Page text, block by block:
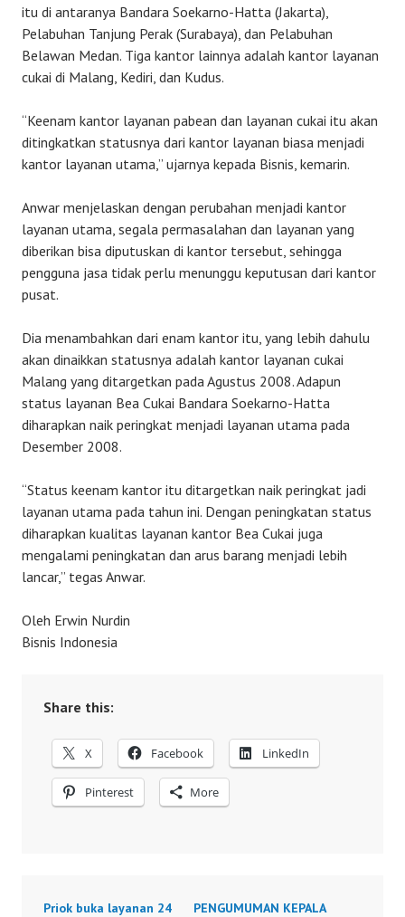
itu di antaranya Bandara Soekarno-Hatta (Jakarta),
Pelabuhan Tanjung Perak (Surabaya), dan Pelabuhan
Belawan Medan. Tiga kantor lainnya adalah kantor layanan
cukai di Malang, Kediri, dan Kudus.
“Keenam kantor layanan pabean dan layanan cukai itu akan
ditingkatkan statusnya dari kantor layanan biasa menjadi
kantor layanan utama,” ujarnya kepada Bisnis, kemarin.
Anwar menjelaskan dengan perubahan menjadi kantor
layanan utama, segala permasalahan dan layanan yang
diberikan bisa diputuskan di kantor tersebut, sehingga
pengguna jasa tidak perlu menunggu keputusan dari kantor
pusat.
Dia menambahkan dari enam kantor itu, yang lebih dahulu
akan dinaikkan statusnya adalah kantor layanan cukai
Malang yang ditargetkan pada Agustus 2008. Adapun
status layanan Bea Cukai Bandara Soekarno-Hatta
diharapkan naik peringkat menjadi layanan utama pada
Desember 2008.
“Status keenam kantor itu ditargetkan naik peringkat jadi
layanan utama pada tahun ini. Dengan peningkatan status
diharapkan kualitas layanan kantor Bea Cukai juga
mengalami peningkatan dan arus barang menjadi lebih
lancar,” tegas Anwar.
Oleh Erwin Nurdin
Bisnis Indonesia
Share this:
X Facebook LinkedIn
Pinterest More
Priok buka layanan 24
PENGUMUMAN KEPALA